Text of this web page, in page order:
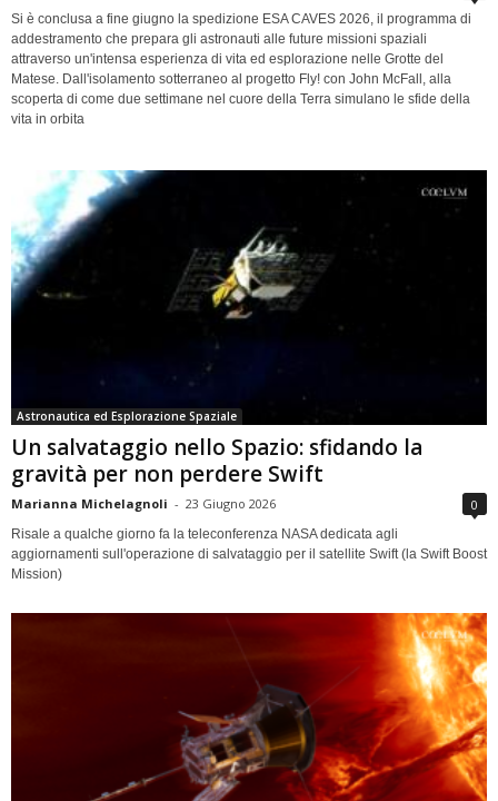
Si è conclusa a fine giugno la spedizione ESA CAVES 2026, il programma di
addestramento che prepara gli astronauti alle future missioni spaziali
attraverso un'intensa esperienza di vita ed esplorazione nelle Grotte del
Matese. Dall'isolamento sotterraneo al progetto Fly! con John McFall, alla
scoperta di come due settimane nel cuore della Terra simulano le sfide della
vita in orbita
Astronautica ed Esplorazione Spaziale
Un salvataggio nello Spazio: sfidando la
gravità per non perdere Swift
Marianna Michelagnoli - 23 Giugno 2026 0
Risale a qualche giorno fa la teleconferenza NASA dedicata agli
aggiornamenti sull'operazione di salvataggio per il satellite Swift (la Swift Boost
Mission)